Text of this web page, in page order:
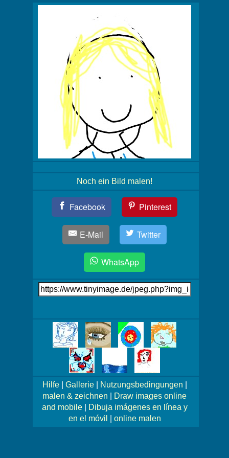
Noch ein Bild malen!
Facebook Pinterest
E-Mail Twitter
WhatsApp
Link
auf's
Bilder!
Hilfe| Gallerie| Nutzungsbedingungen
malen & zeichnen
Draw images online
and mobile|
Dibuja imágenes en línea y
en el móvil
online malen